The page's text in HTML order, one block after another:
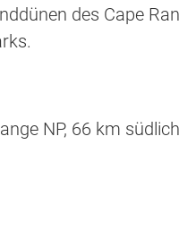
des Cape
NP, 66 km